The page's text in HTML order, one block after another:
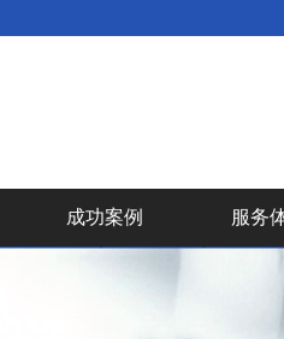
成功案例 服务